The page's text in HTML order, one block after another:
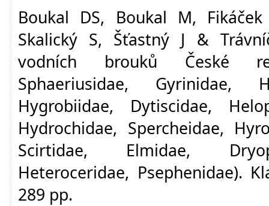
Boukal DS, Boukal M,
Skalický S, Šťastný J &
vodních brouků České
Sphaeriusidae, Gyrinidae,
Hygrobiidae, Dytiscidae,
Hydrochidae, Spercheidae,
Scirtidae, Elmidae,
Heteroceridae, Psephenidae).
289 pp.